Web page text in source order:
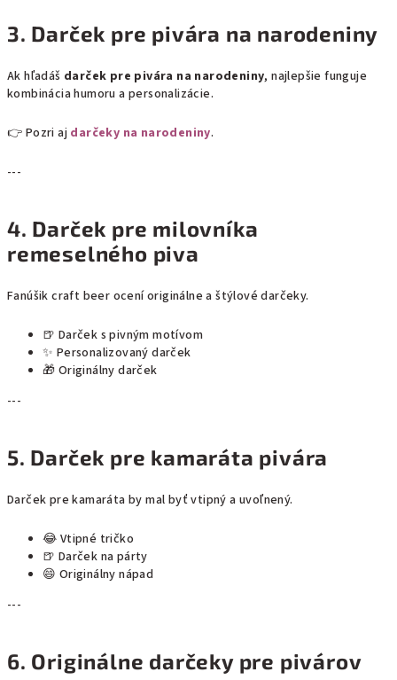
3. Darček pre pivára na narodeniny
Ak hľadáš darček pre pivára na narodeniny, najlepšie funguje
kombinácia humoru a personalizácie.
👉 Pozri aj darčeky na narodeniny.
---
4. Darček pre milovníka
remeselného piva
Fanúšik craft beer ocení originálne a štýlové darčeky.
🍺 Darček s pivným motívom
✨ Personalizovaný darček
🎁 Originálny darček
---
5. Darček pre kamaráta pivára
Darček pre kamaráta by mal byť vtipný a uvoľnený.
😂 Vtipné tričko
🍺 Darček na párty
😄 Originálny nápad
---
6. Originálne darčeky pre pivárov